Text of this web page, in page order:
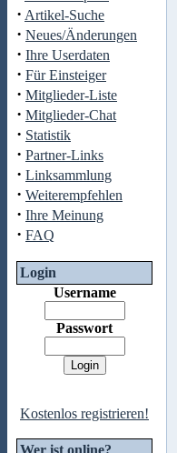
· Artikel-Suche
· Neues/Änderungen
· Ihre Userdaten
· Für Einsteiger
· Mitglieder-Liste
· Mitglieder-Chat
· Statistik
· Partner-Links
· Linksammlung
· Weiterempfehlen
· Ihre Meinung
· FAQ
Login
Username
Passwort
Kostenlos registrieren!
Wer ist online?